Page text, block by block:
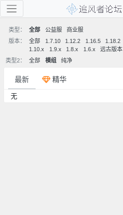
类型： 全部 公益服
商业服
版本：
全部 1.7.10 1.12.2 1.16.5 1.18.2
1.10.x
1.9.x 1.8.x 1.6.x 远古版本
类型2：
全部 模组 纯净
最新 精华
无